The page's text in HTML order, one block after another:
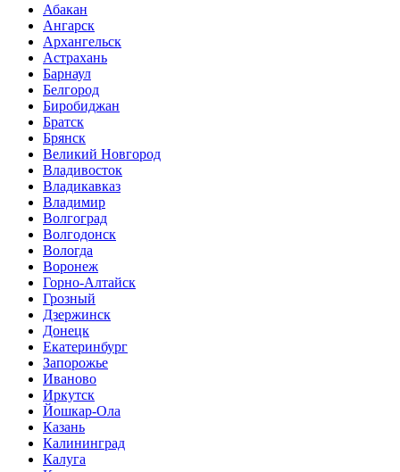
Абакан
Ангарск
Архангельск
Астрахань
Барнаул
Белгород
Биробиджан
Братск
Брянск
Великий Новгород
Владивосток
Владикавказ
Владимир
Волгоград
Волгодонск
Вологда
Воронеж
Горно-Алтайск
Грозный
Дзержинск
Донецк
Екатеринбург
Запорожье
Иваново
Иркутск
Йошкар-Ола
Казань
Калининград
Калуга